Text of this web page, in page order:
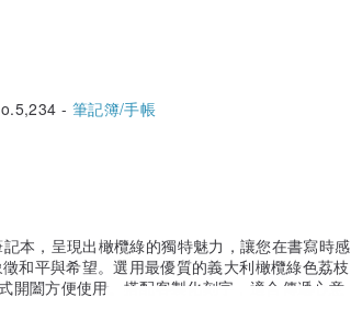
-筆記簿/手帳
本，呈現出橄欖綠的獨特魅力，讓您在書寫時感
和平與希望。選用最優質的義大利橄欖綠色荔枝
開闔方便使用。搭配客製化刻字，適合傳遞心意